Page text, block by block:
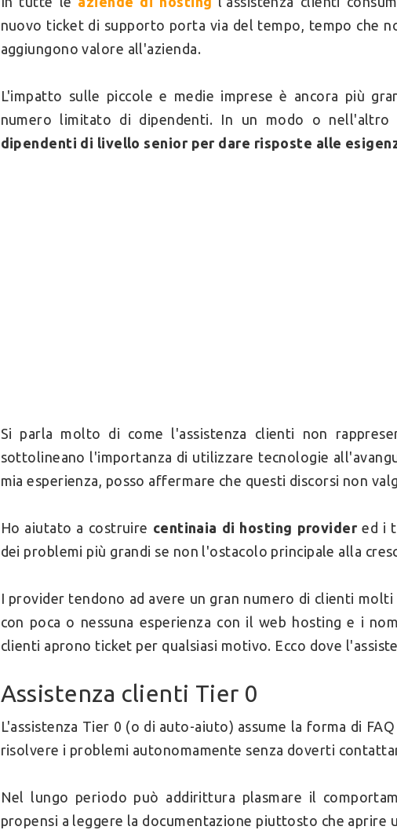
nuovo ticket di supporto porta via del tempo, tempo che
aggiungono valore all'azienda.
L'impatto sulle piccole e medie imprese è ancora più
numero limitato di dipendenti. In un modo o
dipendenti di livello senior per dare risposte alle
Si parla molto di come l'assistenza clienti non
sottolineano l'importanza di utilizzare tecnologie
mia esperienza, posso affermare che questi discorsi non
Ho aiutato a costruire centinaia di hosting provider ed i
dei problemi più grandi se non l'ostacolo principale alla
I provider tendono ad avere un gran numero di clienti
con poca o nessuna esperienza con il web hosting e i
clienti aprono ticket per qualsiasi motivo. Ecco dove
Assistenza clienti Tier 0
L'assistenza Tier 0 (o di auto-aiuto) assume la forma di
risolvere i problemi autonomamente senza doverti
Nel lungo periodo può addirittura plasmare il
propensi a leggere la documentazione piuttosto che aprire